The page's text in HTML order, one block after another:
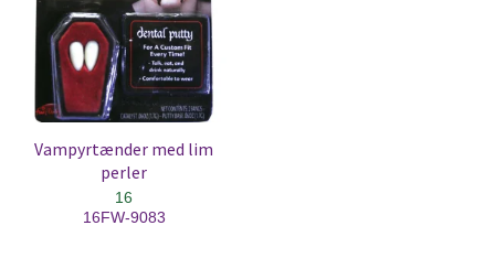
Vampyrtænder med lim
perler
16
16FW-9083